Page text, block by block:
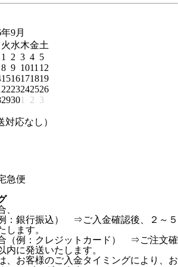
9月
火水木金土
1 2 3 4 5
8 9 1011 12
1516171819
2223242526
29301 2 3
応なし）
急便
、
：銀行振込） ⇒ご入金確認後、２～５
します。
合（例：クレジットカード） ⇒ご注文確
内に発送いたします。
、お客様のご入金タイミングにより、お